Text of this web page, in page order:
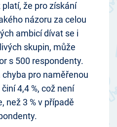
že pro získání
názoru za celou
ambicí dívat se i
skupin, může
s 500 respondenty.
pro naměřenou
4,4 %, což není
než 3 % v případě